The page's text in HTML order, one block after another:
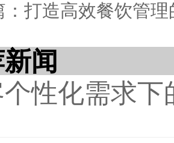
：打造高效餐饮管
闻
性化需求